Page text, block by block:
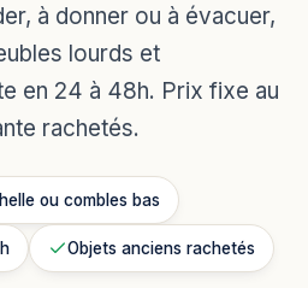
à donner ou à évacuer,
lourds et
en 24 à 48h. Prix fixe au
rachetés.
ou combles bas
Objets anciens rachetés